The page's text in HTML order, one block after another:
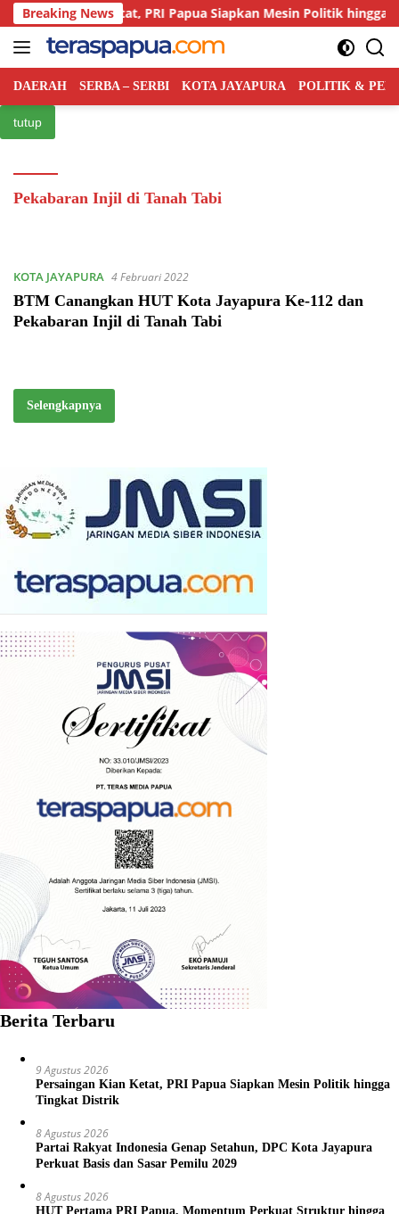
Langsung
ke
konten
Breaking News
Kian Ketat, PRI Papua Siapkan Mesin Politik hingga
DAERAH SERBA – SERBI KOTA JAYAPURA POLITIK &
tutup
Pekabaran Injil di Tanah Tabi
KOTA JAYAPURA 4 Februari 2022
BTM Canangkan HUT Kota Jayapura Ke-112 dan
Pekabaran Injil di Tanah Tabi
Selengkapnya
Berita Terbaru
9 Agustus 2026
Persaingan Kian Ketat, PRI Papua Siapkan Mesin Politik hingga
Tingkat Distrik
8 Agustus 2026
Partai Rakyat Indonesia Genap Setahun, DPC Kota Jayapura
Perkuat Basis dan Sasar Pemilu 2029
8 Agustus 2026
HUT Pertama PRI Papua, Momentum Perkuat Struktur hingga